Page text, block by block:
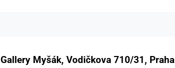
Gallery Myšák, Vodičkova 710/31, Praha